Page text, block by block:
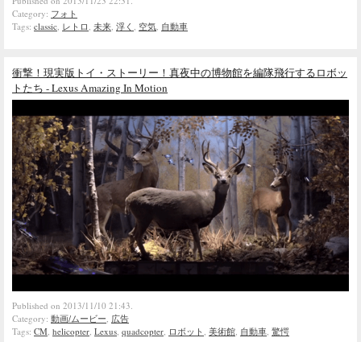
Category: フォト
Tags: classic レトロ 未来 浮く 空気 自動車
衝撃！現実版トイ・ストーリー！真夜中の博物館を編隊飛行するロボッ
トたち - Lexus Amazing In Motion
Published on 2013/11/10 21:43.
Category: 動画/ムービー 広告
Tags: CM helicopter Lexus quadcopter ロボット 美術館 自動車 驚愕